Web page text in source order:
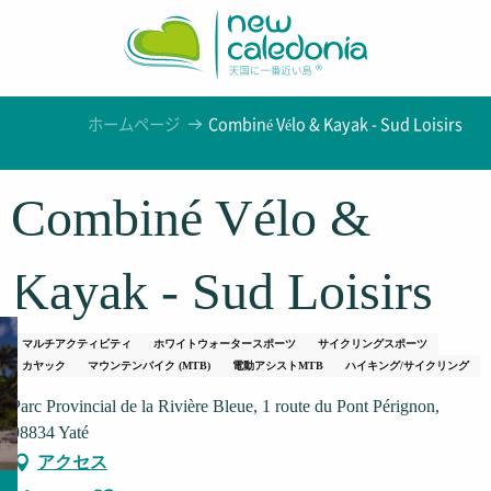
ホームページ Combiné Vélo & Kayak - Sud Loisirs
Combiné Vélo &
Kayak - Sud Loisirs
マルチアクティビティ ホワイトウォータースポーツ
サイクリングスポーツ
カヤック
マウンテンバイク (MTB) 電動アシストMTB ハイキング/サイクリング
Parc Provincial de la Rivière Bleue, 1 route du Pont Pérignon,
98834 Yaté
アクセス